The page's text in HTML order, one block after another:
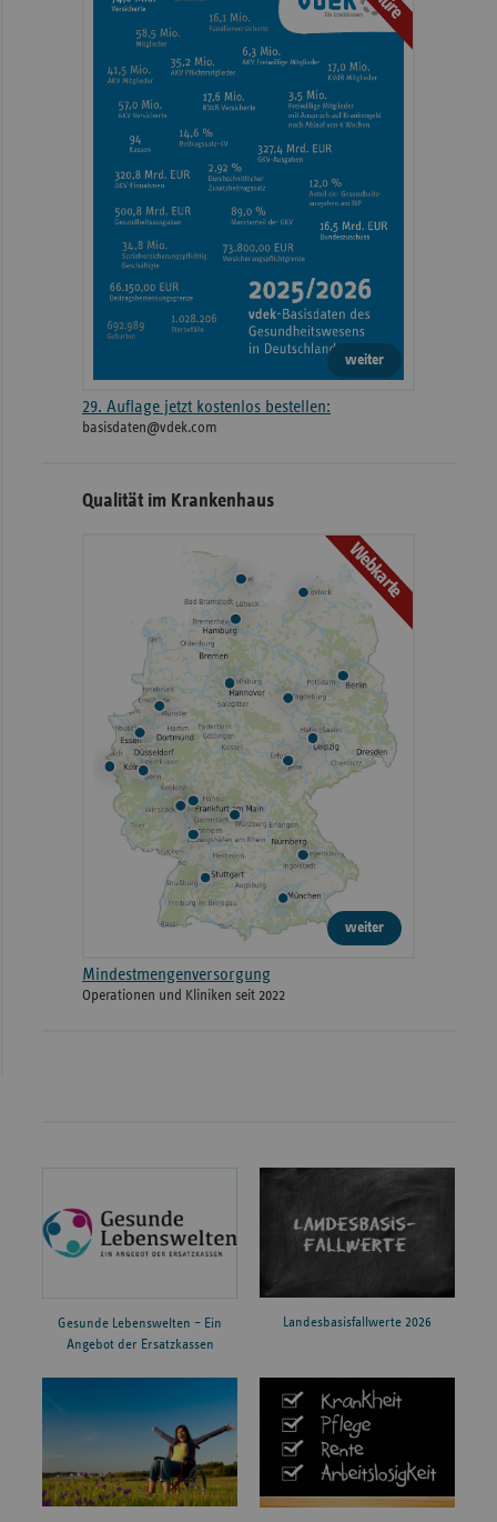
weiter
29. Auflage jetzt kostenlos bestellen:
basisdaten@vdek.com
Qualität im Krankenhaus
Webkarte
weiter
Mindestmengenversorgung
Operationen und Kliniken seit 2022
Gesunde Lebenswelten – Ein
Angebot der Ersatzkassen
Landesbasisfallwerte 2026